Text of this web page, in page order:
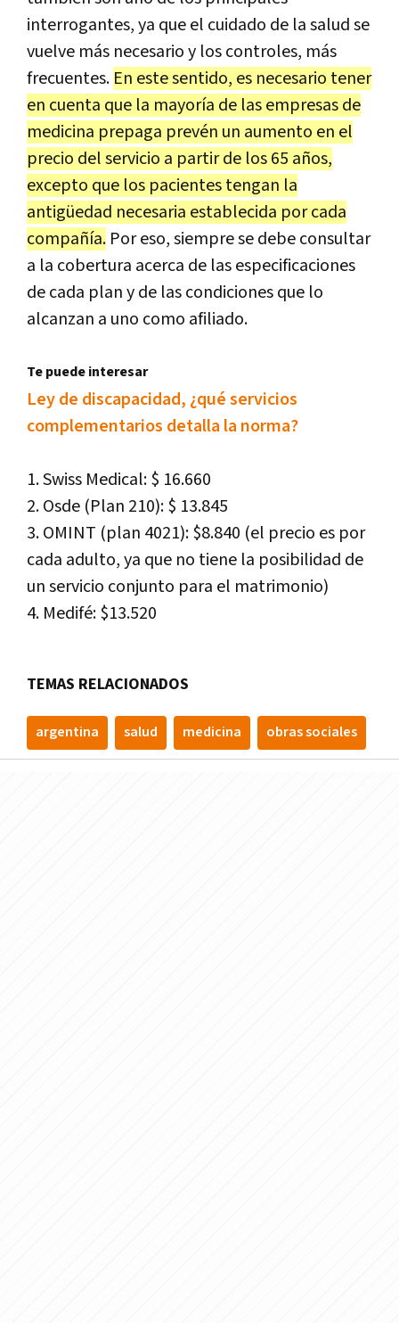
interrogantes, ya que el cuidado de la salud se
vuelve más necesario y los controles, más
frecuentes. En este sentido, es necesario tener
en cuenta que la mayoría de las empresas de
medicina prepaga prevén un aumento en el
precio del servicio a partir de los 65 años,
excepto que los pacientes tengan la
antigüedad necesaria establecida por cada
compañía. Por eso, siempre se debe consultar
a la cobertura acerca de las especificaciones
de cada plan y de las condiciones que lo
alcanzan a uno como afiliado.
Te puede interesar
Ley de discapacidad, ¿qué servicios
complementarios detalla la norma?
1. Swiss Medical: $ 16.660
2. Osde (Plan 210): $ 13.845
3. OMINT (plan 4021): $8.840 (el precio es por
cada adulto, ya que no tiene la posibilidad de
un servicio conjunto para el matrimonio)
4. Medifé: $13.520
TEMAS RELACIONADOS
argentina salud medicina obras sociales